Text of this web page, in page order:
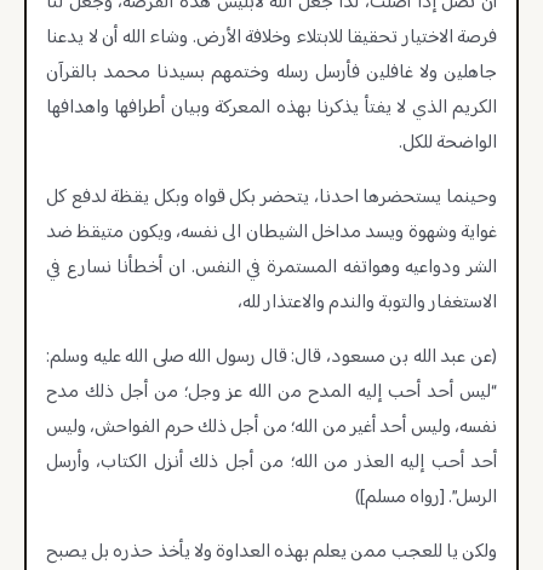
فرصة الاختيار تحقيقا للابتلاء وخلافة الأرض. وشاء الله أن لا يدعنا
جاهلين ولا غافلين فأرسل رسله وختمهم بسيدنا محمد بالقرآن
الكريم الذي لا يفتأ يذكرنا بهذه المعركة وبيان أطرافها واهدافها
الواضحة للكل.
وحينما يستحضرها احدنا، يتحضر بكل قواه وبكل يقظة لدفع كل
غواية وشهوة ويسد مداخل الشيطان الى نفسه، ويكون متيقظ ضد
الشر ودواعيه وهواتفه المستمرة في النفس. ان أخطأنا نسارع في
الاستغفار والتوبة والندم والاعتذار لله،
(عن عبد الله بن مسعود، قال: قال رسول الله صلى الله عليه وسلم:
“ليس أحد أحب إليه المدح من الله عز وجل؛ من أجل ذلك مدح
نفسه، وليس أحد أغير من الله؛ من أجل ذلك حرم الفواحش، وليس
أحد أحب إليه العذر من الله؛ من أجل ذلك أنزل الكتاب، وأرسل
الرسل”. [رواه مسلم])
ولكن يا للعجب ممن يعلم بهذه العداوة ولا يأخذ حذره بل يصبح